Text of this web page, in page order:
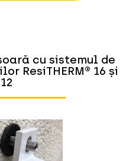
cu sistemul de
ResiTHERM® 16 și
12